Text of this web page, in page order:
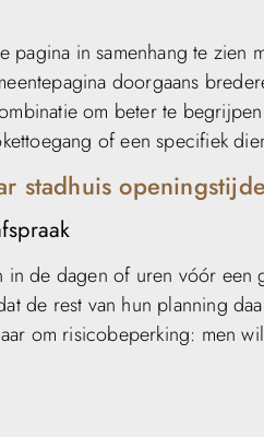
pagina in samenhang te zien
doorgaans
om beter te
of een specifiek
stadhuis
de dagen of uren vóór
de rest van hun planning
om risicobeperking: men